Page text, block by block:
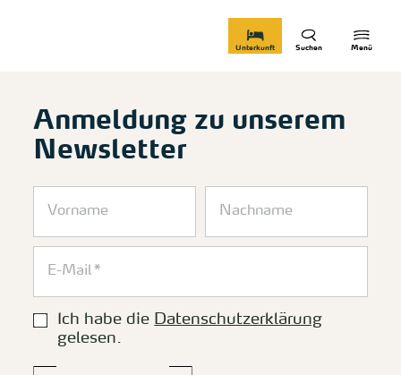
Menü
Suchen
Unterkunft
Anmeldung zu unserem
Newsletter
Ich habe die Datenschutzerklärung
gelesen.